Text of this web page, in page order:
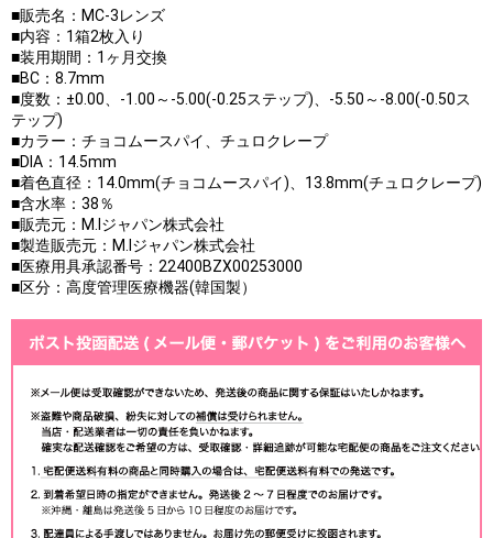
■販売名：MC-3レンズ
■内容：1箱2枚入り
■装用期間：1ヶ月交換
■BC：8.7mm
■度数：±0.00、-1.00～-5.00(-0.25ステップ)、-5.50～-8.00(-0.50ス
テップ)
■カラー：チョコムースパイ、チュロクレープ
■DIA：14.5mm
■着色直径：14.0mm(チョコムースパイ)、13.8mm(チュロクレープ)
■含水率：38％
■販売元：M.Iジャパン株式会社
■製造販売元：M.Iジャパン株式会社
■医療用具承認番号：22400BZX00253000
■区分：高度管理医療機器(韓国製）